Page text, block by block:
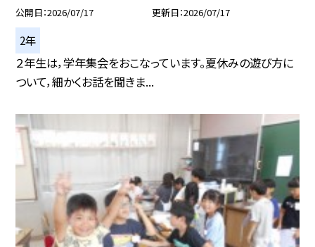
公開日 2026/07/17 更新日 2026/07/17
2年
２年生は，学年集会をおこなっています。夏休みの遊び方に
ついて，細かくお話を聞きま...